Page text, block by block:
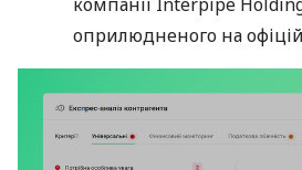
оприлюдненого на